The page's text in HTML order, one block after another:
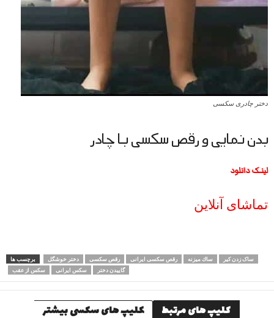
دختر چادری سکسی
بدن نمایی و رقص سکسی با چادر
لینــک دانلود
تماشای آنلاین
برچسب ها دختر خوشگل رقص سکسی رقص سکسی ایرانی ساك میزنه
ساک زدن کیر
سکس از عقب
سکس ایرانی گاییدن دختر
کلیپ های مرتبط کلیپ های سکسی بیشتر